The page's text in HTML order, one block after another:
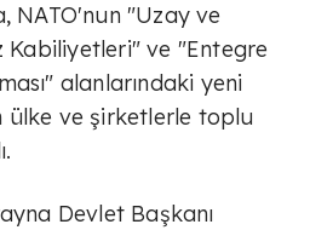
NATO'nun "Uzay ve
Kabiliyetleri" ve "Entegre
alanlarındaki yeni
ve şirketlerle toplu
Devlet Başkanı